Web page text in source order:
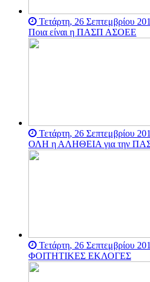
Τετάρτη, 26 Σεπτεμβρίου
Ποια είναι η ΠΑΣΠ ΑΣΟΕΕ
Τετάρτη, 26 Σεπτεμβρίου
ΟΛΗ η ΑΛΗΘΕΙΑ για την
Τετάρτη, 26 Σεπτεμβρίου
ΦΟΙΤΗΤΙΚΕΣ ΕΚΛΟΓΕΣ